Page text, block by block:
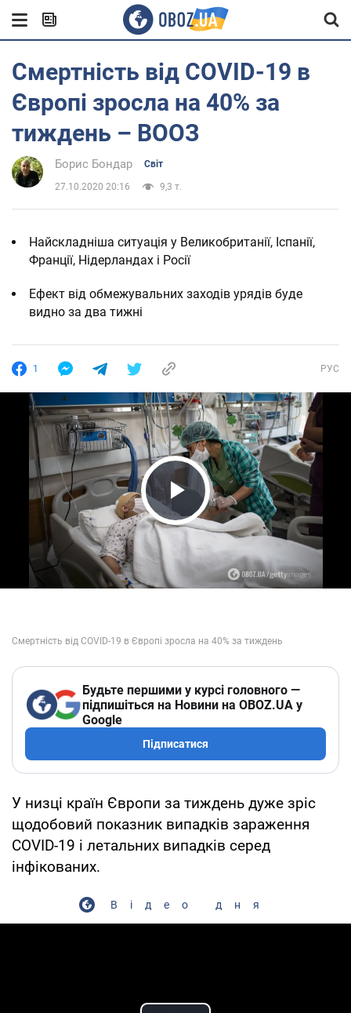
Смертність від COVID-19 в
Європі зросла на 40% за
тиждень – ВООЗ
Борис Бондар Світ
27.10.2020 20:16 9,3 т.
Найскладніша ситуація у Великобританії, Іспанії,
Франції, Нідерландах і Росії
Ефект від обмежувальних заходів урядів буде
видно за два тижні
1 РУС
Play Video
Будьте першими у курсі головного —
підпишіться на Новини на OBOZ.UA у
Google
Підписатися
У низці країн Європи за тиждень дуже зріс
щодобовий показник випадків зараження
COVID-19 і летальних випадків серед
інфікованих.
Відео дня